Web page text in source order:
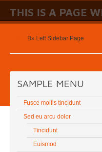
THIS IS A PAGE
В» Left Sidebar Page
SAMPLE MENU
Fusce mollis tincidunt
Sed eu arcu dolor
Tincidunt
Euismod